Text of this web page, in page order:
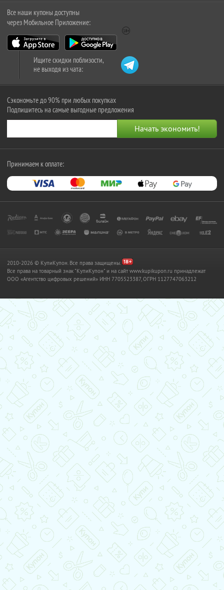
Все наши купоны доступны
через Мобильное Приложение:
Ищите скидки поблизости,
не выходя из чата:
Сэкономьте до 90% при любых покупках
Подпишитесь на самые выгодные предложения
Принимаем к оплате:
2010-2026 © КупиКупон. Все права защищены.
Все права на товарный знак "КупиКупон" и на сайт www.kupikupon.ru принадлежат
OOO «Агентство цифровых решений» ИНН 7705523387, ОГРН 1127747063212